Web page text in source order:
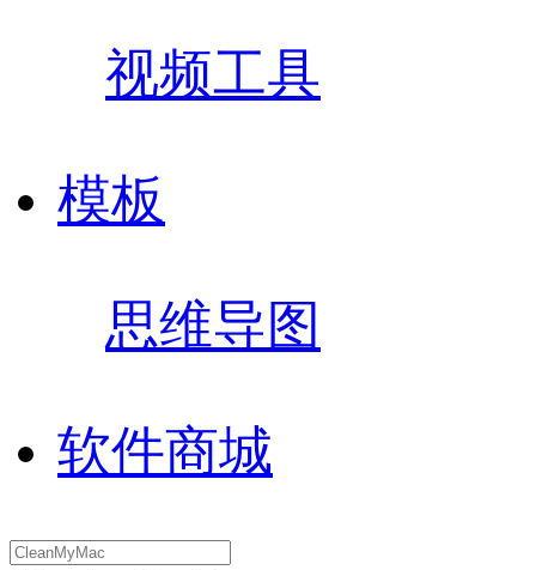
视频工具
模板
思维导图
软件商城